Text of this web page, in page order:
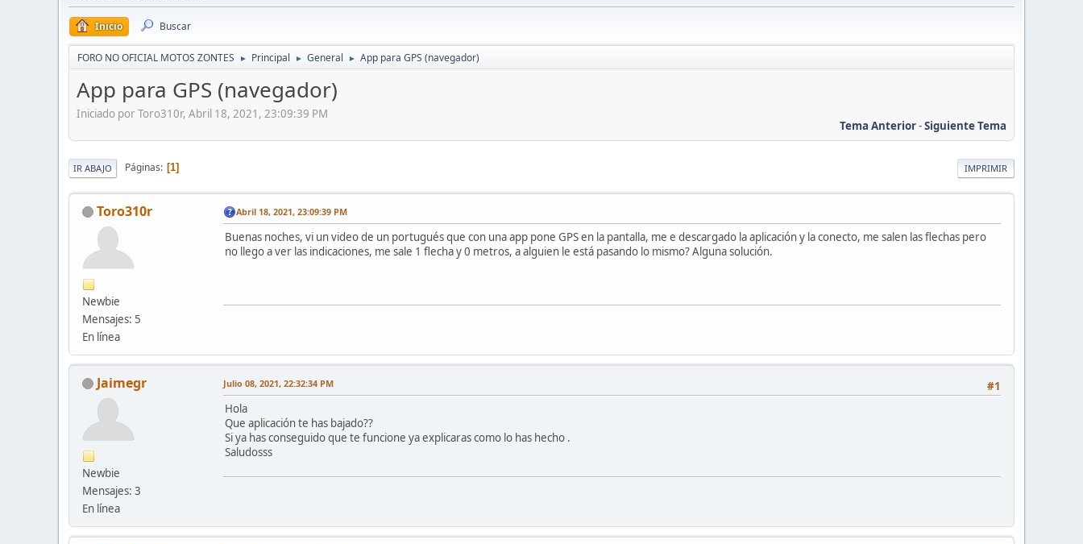
Inicio Buscar
FORO NO OFICIAL MOTOS ZONTES ► Principal ► General ► App para GPS (navegador)
App para GPS (navegador)
Iniciado por Toro310r, Abril 18, 2021, 23:09:39 PM
Tema Anterior-Siguiente Tema
IMPRIMIR
IR ABAJO Páginas 1
Toro310r
Newbie
Mensajes: 5
En línea
Abril 18, 2021, 23:09:39 PM
Buenas noches, vi un video de un portugués que con una app pone GPS en la pantalla, me e descargado la aplicación y la conecto, me salen las flechas pero
no llego a ver las indicaciones, me sale 1 flecha y 0 metros, a alguien le está pasando lo mismo? Alguna solución.
Jaimegr
Newbie
Mensajes: 3
En línea
#1
Julio 08, 2021, 22:32:34 PM
Hola
Que aplicación te has bajado??
Si ya has conseguido que te funcione ya explicaras como lo has hecho .
Saludosss